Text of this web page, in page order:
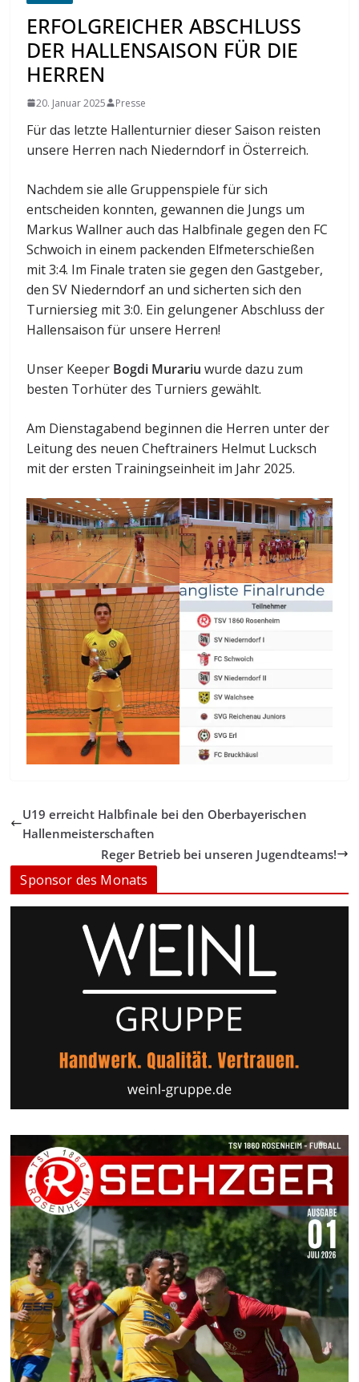
ERFOLGREICHER ABSCHLUSS
DER HALLENSAISON FÜR DIE
HERREN
20. Januar 2025 Presse
Für das letzte Hallenturnier dieser Saison reisten
unsere Herren nach Niederndorf in Österreich.
Nachdem sie alle Gruppenspiele für sich
entscheiden konnten, gewannen die Jungs um
Markus Wallner auch das Halbfinale gegen den FC
Schwoich in einem packenden Elfmeterschießen
mit 3:4. Im Finale traten sie gegen den Gastgeber,
den SV Niederndorf an und sicherten sich den
Turniersieg mit 3:0. Ein gelungener Abschluss der
Hallensaison für unsere Herren!
Unser Keeper Bogdi Murariu wurde dazu zum
besten Torhüter des Turniers gewählt.
Am Dienstagabend beginnen die Herren unter der
Leitung des neuen Cheftrainers Helmut Lucksch
mit der ersten Trainingseinheit im Jahr 2025.
U19 erreicht Halbfinale bei den Oberbayerischen
Hallenmeisterschaften
Reger Betrieb bei unseren Jugendteams!
Sponsor des Monats